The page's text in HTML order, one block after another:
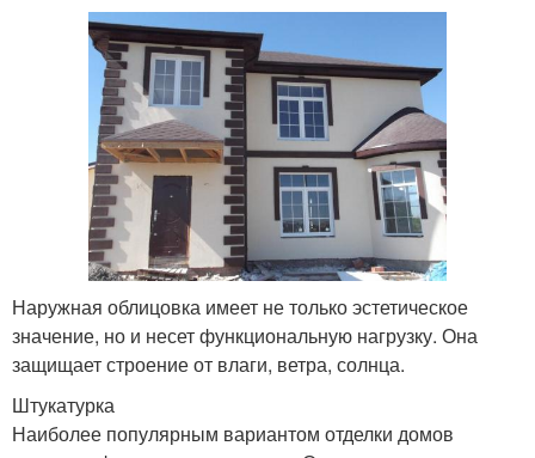
Наружная облицовка имеет не только эстетическое
значение, но и несет функциональную нагрузку. Она
защищает строение от влаги, ветра, солнца.
Штукатурка
Наиболее популярным вариантом отделки домов